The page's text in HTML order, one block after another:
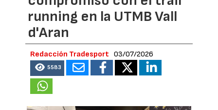
running en la UTMB Vall
d'Aran
Redacción Tradesport 03/07/2026
5583